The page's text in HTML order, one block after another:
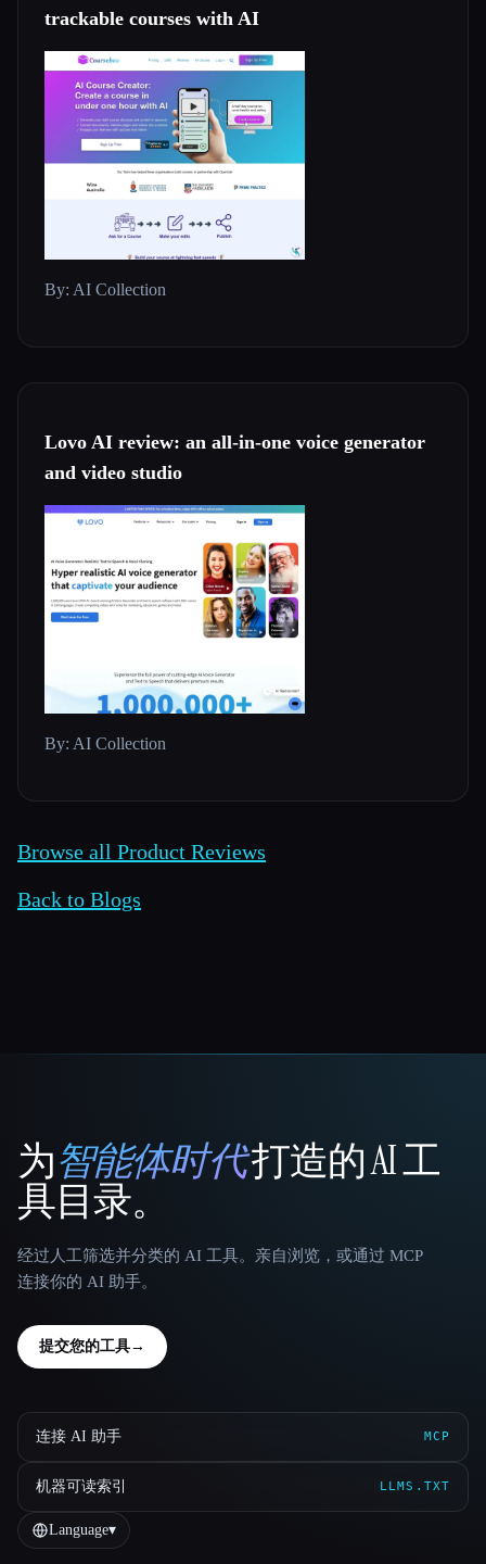
trackable courses with AI
By: AI Collection
Lovo AI review: an all-in-one voice generator
and video studio
By: AI Collection
Browse all Product Reviews
Back to Blogs
That AI Collection
为智能体时代打造的 AI 工
具目录。
经过人工筛选并分类的 AI 工具。亲自浏览，或通过 MCP
连接你的 AI 助手。
提交您的工具→
连接 AI 助手 MCP
机器可读索引 LLMS.TXT
Language▾